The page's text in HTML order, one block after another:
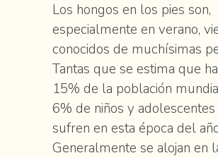
Los hongos en los pies son,
especialmente en verano,
conocidos de muchísimas
Tantas que se estima que
15% de la población
6% de niños y
sufren en esta época del
Generalmente se alojan en